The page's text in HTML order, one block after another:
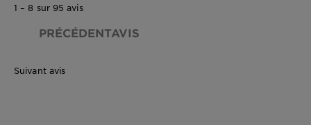
1 – 8 sur 95 avis
PRÉCÉDENTAVIS
Suivant avis